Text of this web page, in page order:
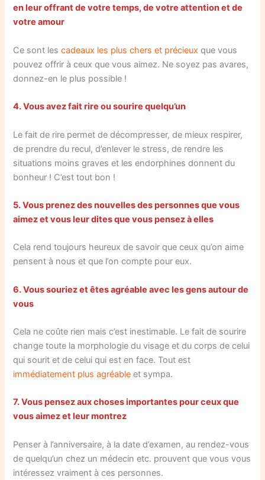
en leur offrant de votre temps, de votre attention et de
votre amour
Ce sont les cadeaux les plus chers et précieuxque vous
pouvez offrir à ceux que vous aimez. Ne soyez pas avares,
donnez-en le plus possible !
4. Vous avez fait rire ou sourire quelqu’un
Le fait de rire permet de décompresser, de mieux respirer,
de prendre du recul, d’enlever le stress, de rendre les
situations moins graves et les endorphines donnent du
bonheur ! C’est tout bon !
5. Vous prenez des nouvelles des personnes que vous
aimez et vous leur dites que vous pensez à elles
Cela rend toujours heureux de savoir que ceux qu’on aime
pensent à nous et que l’on compte pour eux.
6. Vous souriez et êtes agréable avec les gens autour de
vous
Cela ne coûte rien mais c’est inestimable. Le fait de sourire
change toute la morphologie du visage et du corps de celui
qui sourit et de celui qui est en face. Tout est
immédiatement plus agréableet sympa.
7. Vous pensez aux choses importantes pour ceux que
vous aimez et leur montrez
Penser à l’anniversaire, à la date d’examen, au rendez-vous
de quelqu’un chez un médecin etc. prouvent que vous vous
intéressez vraiment à ces personnes.